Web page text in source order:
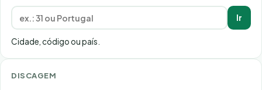
Ir
Cidade, código ou país.
DISCAGEM